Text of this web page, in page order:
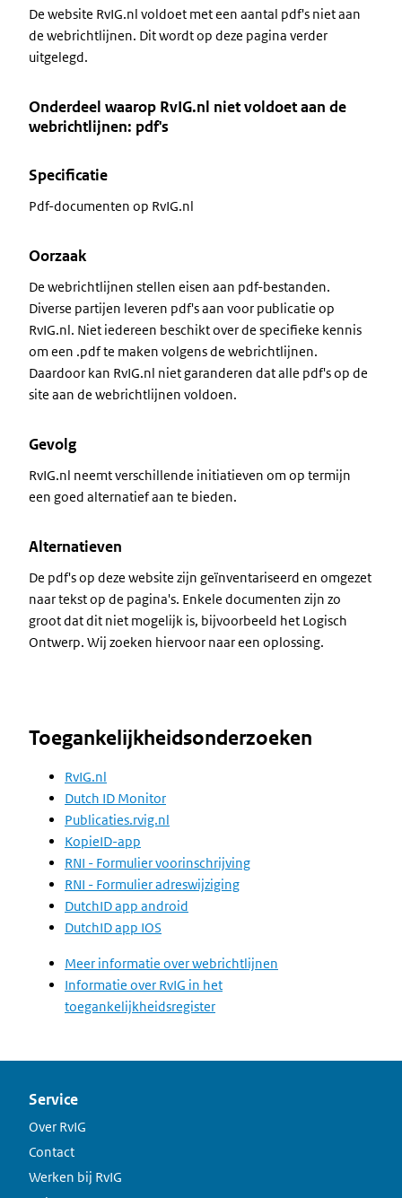
De website RvIG.nl voldoet met een aantal pdf's niet aan
de webrichtlijnen. Dit wordt op deze pagina verder
uitgelegd.
Onderdeel waarop RvIG.nl niet voldoet aan de
webrichtlijnen: pdf's
Specificatie
Pdf-documenten op RvIG.nl
Oorzaak
De webrichtlijnen stellen eisen aan pdf-bestanden.
Diverse partijen leveren pdf's aan voor publicatie op
RvIG.nl. Niet iedereen beschikt over de specifieke kennis
om een .pdf te maken volgens de webrichtlijnen.
Daardoor kan RvIG.nl niet garanderen dat alle pdf's op de
site aan de webrichtlijnen voldoen.
Gevolg
RvIG.nl neemt verschillende initiatieven om op termijn
een goed alternatief aan te bieden.
Alternatieven
De pdf's op deze website zijn geïnventariseerd en omgezet
naar tekst op de pagina's. Enkele documenten zijn zo
groot dat dit niet mogelijk is, bijvoorbeeld het Logisch
Ontwerp. Wij zoeken hiervoor naar een oplossing.
Toegankelijkheidsonderzoeken
RvIG.nl
Dutch ID Monitor
Publicaties.rvig.nl
KopieID-app
RNI - Formulier voorinschrijving
RNI - Formulier adreswijziging
DutchID app android
DutchID app IOS
Meer informatie over webrichtlijnen
Informatie over RvIG in het
toegankelijkheidsregister
Service
Over RvIG
Contact
Werken bij RvIG